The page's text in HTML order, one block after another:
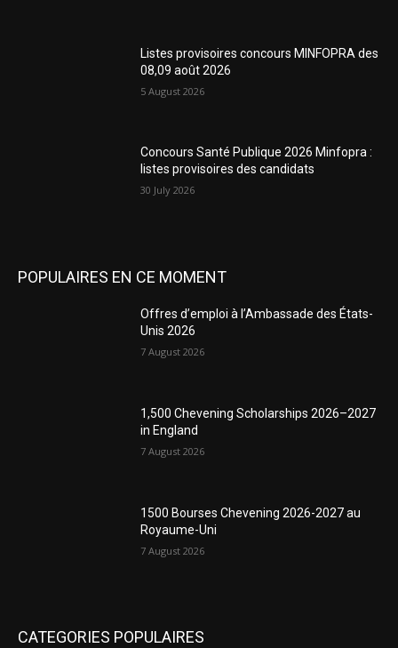
Listes provisoires concours MINFOPRA des
08,09 août 2026
5 August 2026
Concours Santé Publique 2026 Minfopra :
listes provisoires des candidats
30 July 2026
POPULAIRES EN CE MOMENT
Offres d’emploi à l’Ambassade des États-
Unis 2026
7 August 2026
1,500 Chevening Scholarships 2026–2027
in England
7 August 2026
1500 Bourses Chevening 2026-2027 au
Royaume-Uni
7 August 2026
CATEGORIES POPULAIRES